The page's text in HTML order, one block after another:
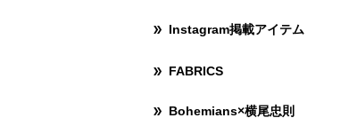
Instagram掲載アイテム
FABRICS
Bohemians×横尾忠則